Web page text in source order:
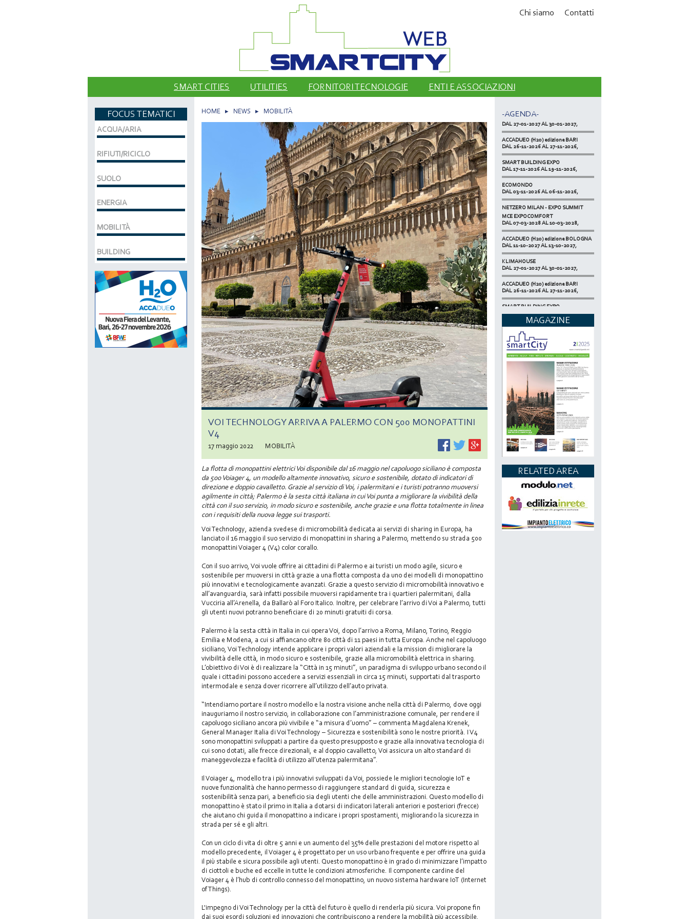
Chi siamo Contatti
SMART CITIES UTILITIES FORNITORI TECNOLOGIE ENTI E ASSOCIAZIONI
HOME ▸ NEWS ▸ MOBILITÀ
VOI TECHNOLOGY ARRIVA A PALERMO CON 500 MONOPATTINI
V4
17 maggio 2022 MOBILITÀ
La flotta di monopattini elettrici Voi disponibile dal 16 maggio nel capoluogo siciliano è composta
da 500 Voiager 4, un modello altamente innovativo, sicuro e sostenibile, dotato di indicatori di
direzione e doppio cavalletto. Grazie al servizio di Voi, i palermitani e i turisti potranno muoversi
agilmente in città; Palermo è la sesta città italiana in cui Voi punta a migliorare la vivibilità della
città con il suo servizio, in modo sicuro e sostenibile, anche grazie e una flotta totalmente in linea
con i requisiti della nuova legge sui trasporti.
Voi Technology, azienda svedese di micromobilità dedicata ai servizi di sharing in Europa, ha
lanciato il 16 maggio il suo servizio di monopattini in sharing a Palermo, mettendo su strada 500
monopattini Voiager 4 (V4) color corallo.
Con il suo arrivo, Voi vuole offrire ai cittadini di Palermo e ai turisti un modo agile, sicuro e
sostenibile per muoversi in città grazie a una flotta composta da uno dei modelli di monopattino
più innovativi e tecnologicamente avanzati. Grazie a questo servizio di micromobilità innovativo e
all’avanguardia, sarà infatti possibile muoversi rapidamente tra i quartieri palermitani, dalla
Vucciria all’Arenella, da Ballarò al Foro Italico. Inoltre, per celebrare l’arrivo di Voi a Palermo, tutti
gli utenti nuovi potranno beneficiare di 20 minuti gratuiti di corsa.
Palermo è la sesta città in Italia in cui opera Voi, dopo l’arrivo a Roma, Milano, Torino, Reggio
Emilia e Modena, a cui si affiancano oltre 80 città di 11 paesi in tutta Europa. Anche nel capoluogo
siciliano, Voi Technology intende applicare i propri valori aziendali e la mission di migliorare la
vivibilità delle città, in modo sicuro e sostenibile, grazie alla micromobilità elettrica in sharing.
L’obiettivo di Voi è di realizzare la “Città in 15 minuti”, un paradigma di sviluppo urbano secondo il
quale i cittadini possono accedere a servizi essenziali in circa 15 minuti, supportati dal trasporto
intermodale e senza dover ricorrere all’utilizzo dell’auto privata.
“Intendiamo portare il nostro modello e la nostra visione anche nella città di Palermo, dove oggi
inauguriamo il nostro servizio, in collaborazione con l’amministrazione comunale, per rendere il
capoluogo siciliano ancora più vivibile e “a misura d’uomo” – commenta Magdalena Krenek,
General Manager Italia di Voi Technology – Sicurezza e sostenibilità sono le nostre priorità. I V4
sono monopattini sviluppati a partire da questo presupposto e grazie alla innovativa tecnologia di
cui sono dotati, alle frecce direzionali, e al doppio cavalletto, Voi assicura un alto standard di
maneggevolezza e facilità di utilizzo all’utenza palermitana”.
Il Voiager 4, modello tra i più innovativi sviluppati da Voi, possiede le migliori tecnologie IoT e
nuove funzionalità che hanno permesso di raggiungere standard di guida, sicurezza e
sostenibilità senza pari, a beneficio sia degli utenti che delle amministrazioni. Questo modello di
monopattino è stato il primo in Italia a dotarsi di indicatori laterali anteriori e posteriori (frecce)
che aiutano chi guida il monopattino a indicare i propri spostamenti, migliorando la sicurezza in
strada per sé e gli altri.
Con un ciclo di vita di oltre 5 anni e un aumento del 35% delle prestazioni del motore rispetto al
modello precedente, il Voiager 4 è progettato per un uso urbano frequente e per offrire una guida
il più stabile e sicura possibile agli utenti. Questo monopattino è in grado di minimizzare l’impatto
di ciottoli e buche ed eccelle in tutte le condizioni atmosferiche. Il componente cardine del
Voiager 4 è l’hub di controllo connesso del monopattino, un nuovo sistema hardware IoT (Internet
of Things).
L'impegno di Voi Technology per la città del futuro è quello di renderla più sicura. Voi propone fin
dai suoi esordi soluzioni ed innovazioni che contribuiscono a rendere la mobilità più accessibile,
FOCUS TEMATICI
ACQUA/ARIA
RIFIUTI/RICICLO
SUOLO
ENERGIA
MOBILITÀ
BUILDING
-AGENDA-
ACCADUEO (H20) edizione BOLOGNA
DAL 11-10-2027 AL 13-10-2027,
KLIMAHOUSE
DAL 27-01-2027 AL 30-01-2027,
ACCADUEO (H20) edizione BARI
DAL 26-11-2026 AL 27-11-2026,
SMART BUILDING EXPO
DAL 17-11-2026 AL 19-11-2026,
ECOMONDO
DAL 03-11-2026 AL 06-11-2026,
NETZERO MILAN - EXPO SUMMIT
DAL 20-10-2026 AL 22-10-2026,
MCE EXPOCOMFORT
DAL 07-03-2028 AL 10-03-2028,
ACCADUEO (H20) edizione BOLOGNA
DAL 11-10-2027 AL 13-10-2027,
KLIMAHOUSE
DAL 27-01-2027 AL 30-01-2027,
ACCADUEO (H20) edizione BARI
DAL 26-11-2026 AL 27-11-2026,
SMART BUILDING EXPO
DAL 17-11-2026 AL 19-11-2026,
ECOMONDO
DAL 03-11-2026 AL 06-11-2026,
NETZERO MILAN - EXPO SUMMIT
DAL 20-10-2026 AL 22-10-2026,
MAGAZINE
RELATED AREA